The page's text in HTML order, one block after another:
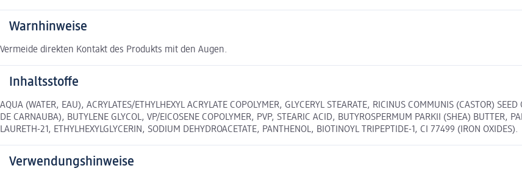
Warnhinweise
Vermeide direkten Kontakt des Produkts mit den Augen.
Inhaltsstoffe
AQUA (WATER, EAU), ACRYLATES/ETHYLHEXYL ACRYLATE COPOLYMER, GLYCERYL STEARATE, RICINUS COMMUNIS (CASTOR)
DE CARNAUBA), BUTYLENE GLYCOL, VP/EICOSENE COPOLYMER, PVP, STEARIC ACID, BUTYROSPERMUM PARKII (SHEA) BUTTER,
LAURETH-21, ETHYLHEXYLGLYCERIN, SODIUM DEHYDROACETATE, PANTHENOL, BIOTINOYL TRIPEPTIDE-1, CI 77499 (IRON OXIDES).
Verwendungshinweise